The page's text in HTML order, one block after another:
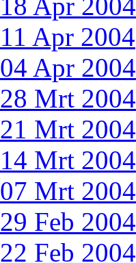
Apr 2004
Apr 2004
Mrt 2004
Mrt 2004
Mrt 2004
Mrt 2004
Feb 2004
Feb 2004